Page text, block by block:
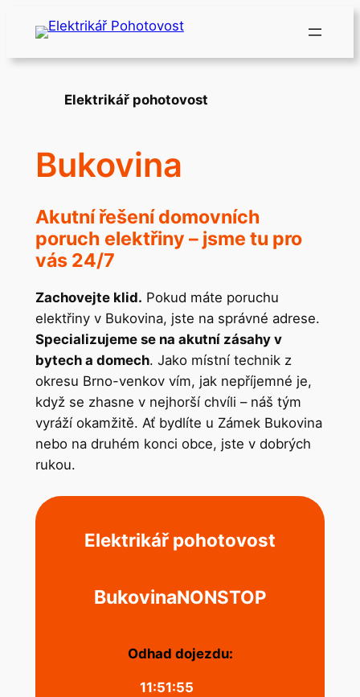
Přeskočit
obsah
Elektrikář pohotovost
Bukovina
Akutní řešení domovních
poruch elektřiny – jsme tu pro
vás 24/7
Zachovejte klid. Pokud máte poruchu
elektřiny v Bukovina, jste na správné adrese.
Specializujeme se na akutní zásahy v
bytech a domech. Jako místní technik z
okresu Brno-venkov vím, jak nepříjemné je,
když se zhasne v nejhorší chvíli – náš tým
vyráží okamžitě. Ať bydlíte u Zámek Bukovina
nebo na druhém konci obce, jste v dobrých
rukou.
Elektrikář pohotovost
BukovinaNONSTOP
Odhad dojezdu:
11:51:55